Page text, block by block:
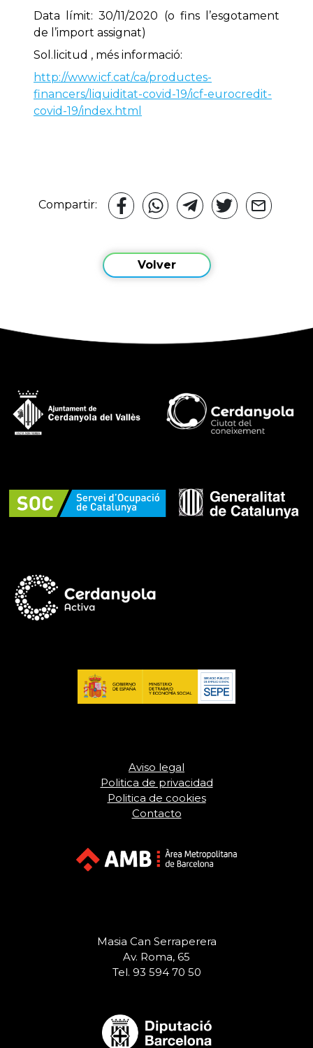
Data límit: 30/11/2020 (o fins l’esgotament
de l’import assignat)
Sol.licitud , més informació:
http://www.icf.cat/ca/productes-
financers/liquiditat-covid-19/icf-eurocredit-
covid-19/index.html
Compartir:
Volver
Aviso legal
Politica de privacidad
Politica de cookies
Contacto
Masia Can Serraperera
Av. Roma, 65
Tel. 93 594 70 50